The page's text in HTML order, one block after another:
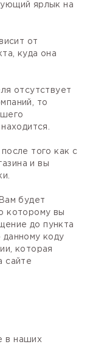
ярлык на
от
куда она
отсутствует
то
того как с
и вы
будет
которому вы
до пункта
данному коду
которая
сайте
в наших